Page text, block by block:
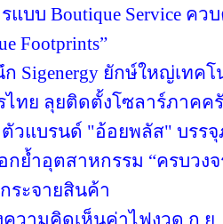
บบ Boutique Service ค
Footprints”
ก Sigenergy ยักษ์ใหญ่เท
ย ลุยติดตั้งโซลาร์ภาคครั
ตัวแบรนด์ "อ้อยพลัส" บร
กย้ำอุตสาหกรรม “ครบวง
ระจายสินค้า
วามคิดเห็นค่าไฟงวด ก.ย.